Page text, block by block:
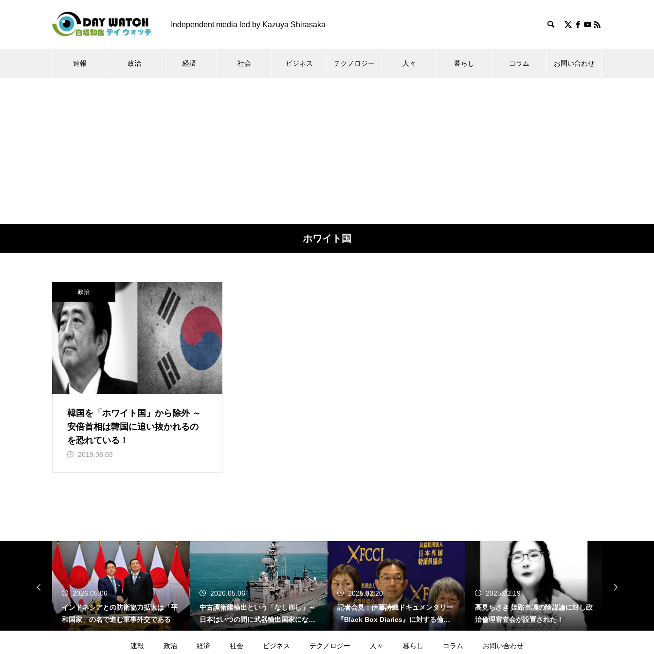
Independent media led by Kazuya Shirasaka
速報 政治 経済 社会 ビジネス テクノロジー 人々 暮らし コラム お問い合わせ
ホワイト国
政治
韓国を「ホワイト国」から除外 ～
安倍首相は韓国に追い抜かれるの
を恐れている！
2019.08.03
2026.05.06
インドネシアとの防衛協力拡大は「平
和国家」の名で進む軍事外交である
2026.05.06
中古護衛艦輸出という「なし崩し」～
日本はいつの間に武器輸出国家になっ
たのか～
2025.02.20
記者会見：伊藤詩織ドキュメンタリー
『Black Box Diaries』に対する倫理
的懸念
2025.02.19
高見ちさき 姫路市議の陰謀論に対し政
治倫理審査会が設置された！
が･･･
速報
政治 経済 社会 ビジネス テクノロジー 人々 暮らし コラム お問い合わせ